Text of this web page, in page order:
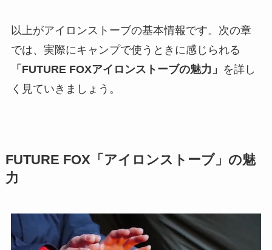
以上がアイロンストーブの基本情報です。次の章
では、実際にキャンプで使うときに感じられる
「FUTURE FOXアイロンストーブの魅力」 を詳し
く見ていきましょう。
FUTURE FOX「アイロンストーブ」の魅
力